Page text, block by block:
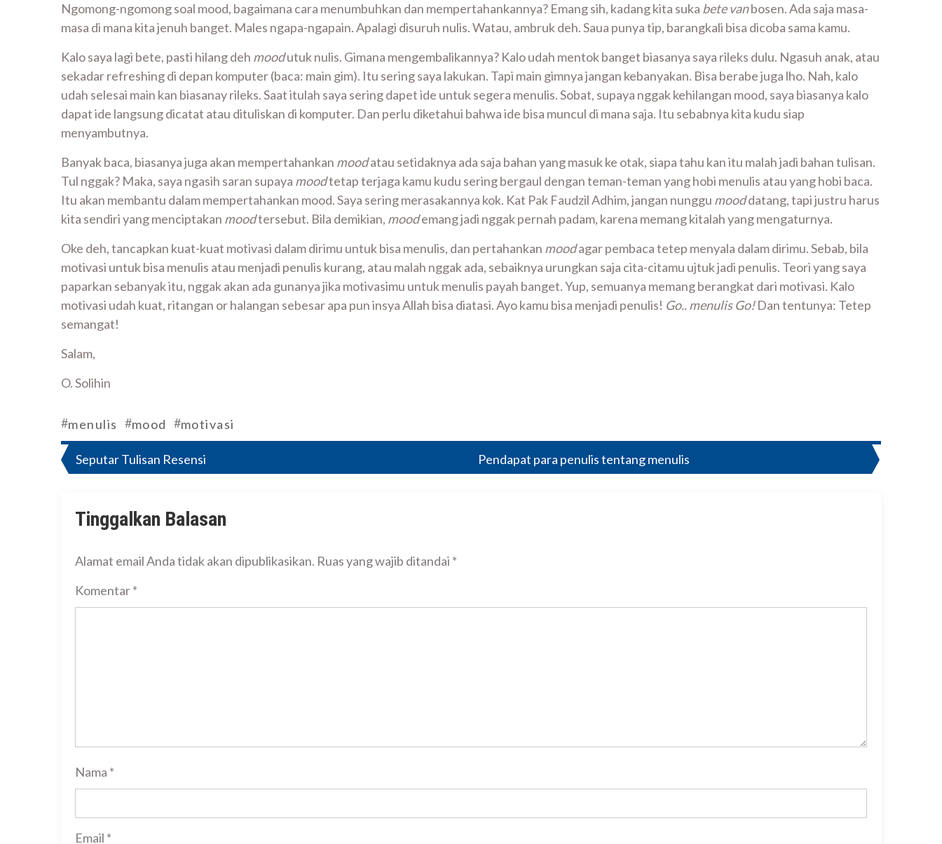
Ngomong-ngomong soal mood, bagaimana cara menumbuhkan dan mempertahankannya? Emang sih, kadang kita suka bete vanbosen. Ada saja masa-
masa di mana kita jenuh banget. Males ngapa-ngapain. Apalagi disuruh nulis. Watau, ambruk deh. Saua punya tip, barangkali bisa dicoba sama kamu.
Kalo saya lagi bete, pasti hilang deh moodutuk nulis. Gimana mengembalikannya? Kalo udah mentok banget biasanya saya rileks dulu. Ngasuh anak, atau
sekadar refreshing di depan komputer (baca: main gim). Itu sering saya lakukan. Tapi main gimnya jangan kebanyakan. Bisa berabe juga lho. Nah, kalo
udah selesai main kan biasanay rileks. Saat itulah saya sering dapet ide untuk segera menulis. Sobat, supaya nggak kehilangan mood, saya biasanya kalo
dapat ide langsung dicatat atau dituliskan di komputer. Dan perlu diketahui bahwa ide bisa muncul di mana saja. Itu sebabnya kita kudu siap
menyambutnya.
Banyak baca, biasanya juga akan mempertahankan moodatau setidaknya ada saja bahan yang masuk ke otak, siapa tahu kan itu malah jadi bahan tulisan.
Tul nggak? Maka, saya ngasih saran supaya moodtetap terjaga kamu kudu sering bergaul dengan teman-teman yang hobi menulis atau yang hobi baca.
Itu akan membantu dalam mempertahankan mood. Saya sering merasakannya kok. Kat Pak Faudzil Adhim, jangan nunggu mooddatang, tapi justru harus
kita sendiri yang menciptakan moodtersebut. Bila demikian, moodemang jadi nggak pernah padam, karena memang kitalah yang mengaturnya.
Oke deh, tancapkan kuat-kuat motivasi dalam dirimu untuk bisa menulis, dan pertahankan moodagar pembaca tetep menyala dalam dirimu. Sebab, bila
motivasi untuk bisa menulis atau menjadi penulis kurang, atau malah nggak ada, sebaiknya urungkan saja cita-citamu ujtuk jadi penulis. Teori yang saya
paparkan sebanyak itu, nggak akan ada gunanya jika motivasimu untuk menulis payah banget. Yup, semuanya memang berangkat dari motivasi. Kalo
motivasi udah kuat, ritangan or halangan sebesar apa pun insya Allah bisa diatasi. Ayo kamu bisa menjadi penulis! Go.. menulis Go!Dan tentunya: Tetep
semangat!
Salam,
O. Solihin
#menulis #mood #motivasi
Navigasi
Seputar Tulisan Resensi Pendapat para penulis tentang menulis
Tinggalkan Balasan
Alamat email Anda tidak akan dipublikasikan. Ruas yang wajib ditandai *
Komentar*
Nama *
Email *